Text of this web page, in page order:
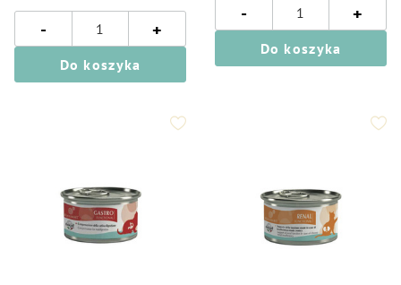
- +
Do koszyka
- +
Do koszyka